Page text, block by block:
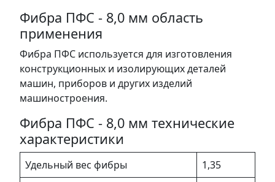
Фибра ПФС - 8,0 мм область
применения
Фибра ПФС используется для изготовления
конструкционных и изолирующих деталей
машин, приборов и других изделий
машиностроения.
Фибра ПФС - 8,0 мм технические
характеристики
Удельный вес фибры
1,35